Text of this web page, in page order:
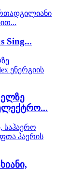
Sing...